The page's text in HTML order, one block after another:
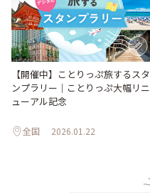
【開催中】ことりっぷ旅するスタ
ンプラリー｜ことりっぷ大幅リニ
ューアル記念
全国 2026.01.22